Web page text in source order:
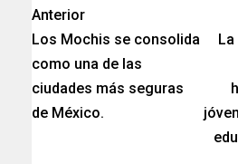
Anterior
Los Mochis se consolida
como una de las
ciudades más seguras
de México.